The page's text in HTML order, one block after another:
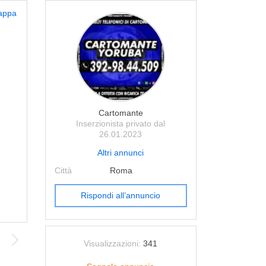
Cartomante
Inserzionista privato dal
26.01.2023
Altri annunci
Città
Roma
Rispondi all’annuncio
Visualizzazioni: 341